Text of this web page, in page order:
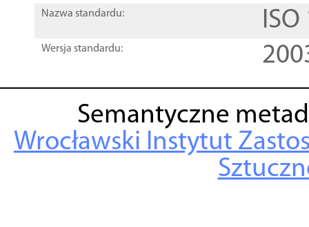
Nazwa standardu:
Wersja standardu:
Semantyczne
Wrocławski Instytut